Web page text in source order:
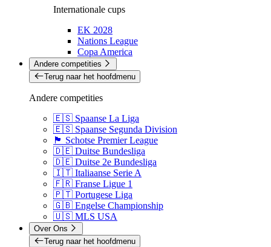
Internationale cups
EK 2028
Nations League
Copa America
Andere competities
Terug naar het hoofdmenu
Andere competities
🇪🇸 Spaanse La Liga
🇪🇸 Spaanse Segunda Division
🏴󠁧󠁢󠁳󠁣󠁴󠁿 Schotse Premier League
🇩🇪 Duitse Bundesliga
🇩🇪 Duitse 2e Bundesliga
🇮🇹 Italiaanse Serie A
🇫🇷 Franse Ligue 1
🇵🇹 Portugese Liga
🇬🇧 Engelse Championship
🇺🇸 MLS USA
Over Ons
Terug naar het hoofdmenu